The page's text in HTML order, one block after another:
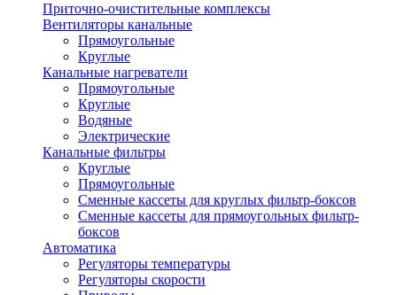
Приточно-очистительные комплексы
Вентиляторы канальные
Прямоугольные
Круглые
Канальные нагреватели
Прямоугольные
Круглые
Водяные
Электрические
Канальные фильтры
Круглые
Прямоугольные
Сменные кассеты для круглых фильтр-боксов
Сменные кассеты для прямоугольных фильтр-
боксов
Автоматика
Регуляторы температуры
Регуляторы скорости